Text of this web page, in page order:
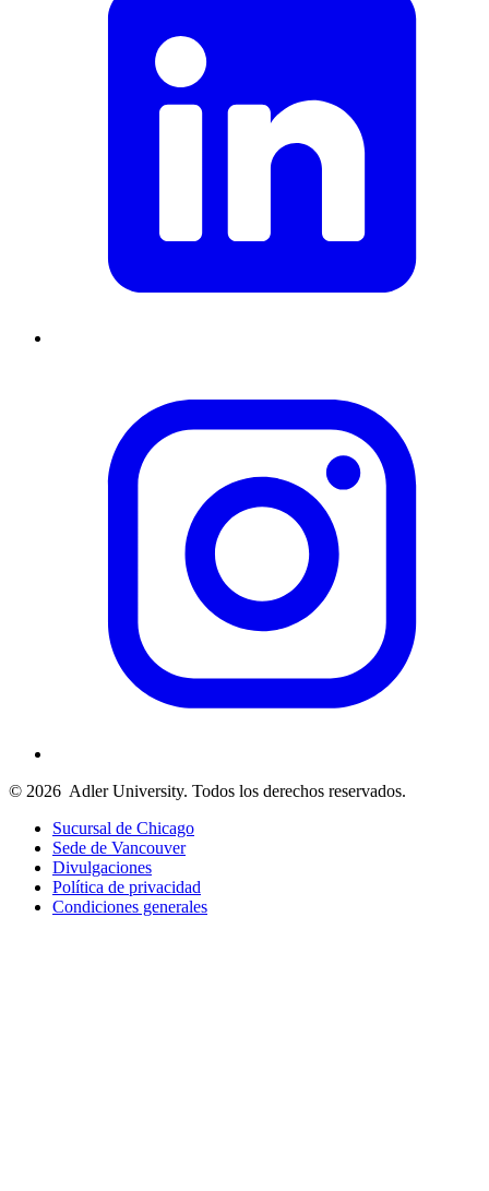
© 2026 Adler University. Todos los derechos reservados.
Sucursal de Chicago
Sede de Vancouver
Divulgaciones
Política de privacidad
Condiciones generales